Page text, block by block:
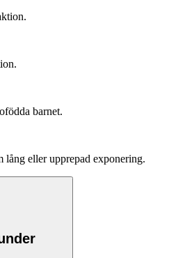
barnet.
lång eller upprepad exponering.